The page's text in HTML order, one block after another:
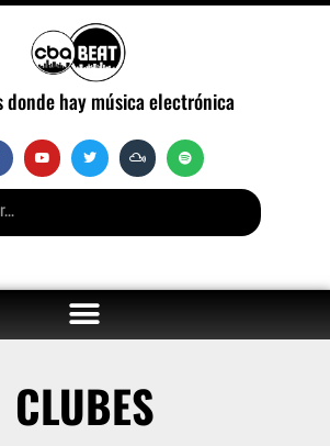
donde hay música electrónica
CLUBES